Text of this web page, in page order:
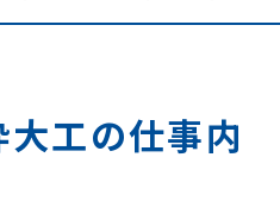
工の仕事内